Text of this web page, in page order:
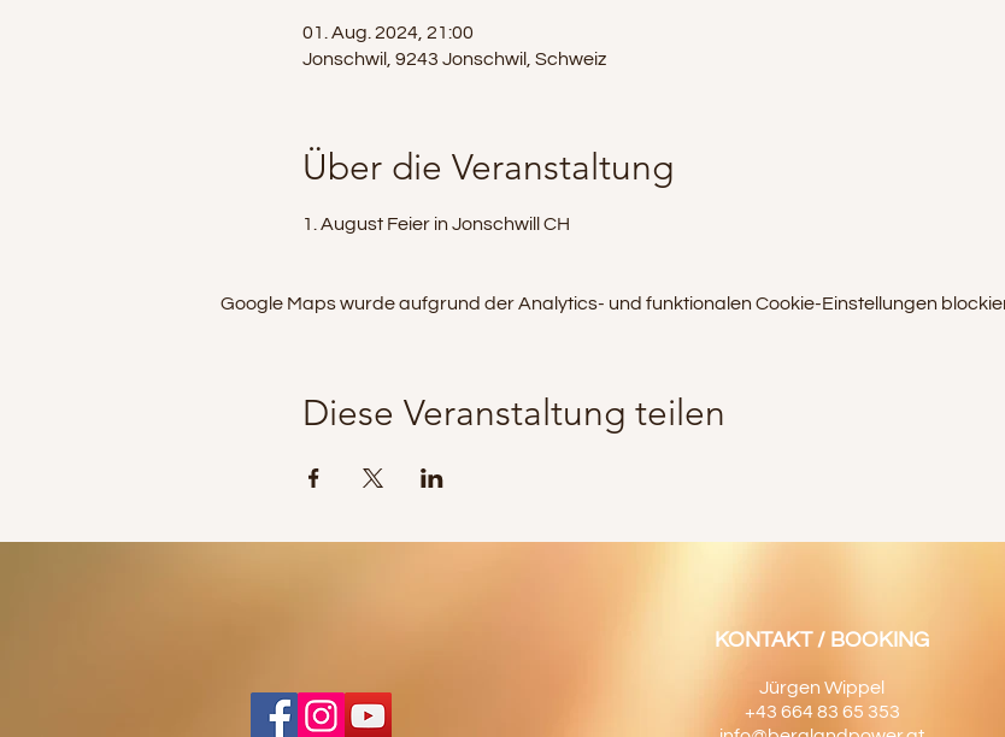
01. Aug. 2024, 21:00
Jonschwil, 9243 Jonschwil, Schweiz
Über die Veranstaltung
1. August Feier in Jonschwill CH
Google Maps wurde aufgrund der Analytics- und funktionalen Cookie-Einstellungen
Diese Veranstaltung teilen
KONTAKT / BOOKING
Jürgen Wippel
+43 664 83 65 353